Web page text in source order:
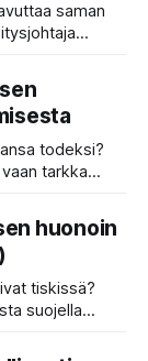
saman
Nyt
todeksi?
tarkka
ja miksi
huonoin
tiskissä?
suojella
Opi viestimään